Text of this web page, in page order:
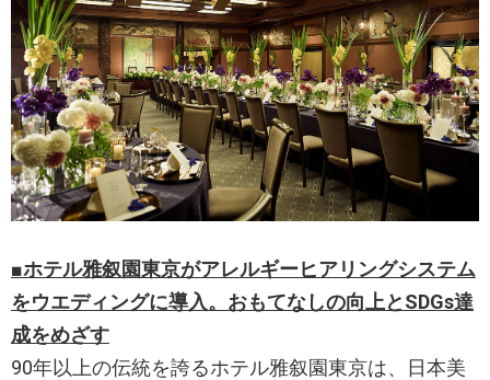
■ホテル雅叙園東京がアレルギーヒアリングシステム
をウエディングに導入。おもてなしの向上とSDGs達
成をめざす
90年以上の伝統を誇るホテル雅叙園東京は、日本美